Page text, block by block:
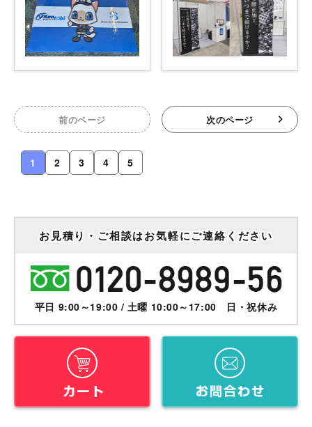
前のページ 次のページ
1 2 3 4 5
お見積り・ご相談はお気軽にご連絡ください
平日 9:00～19:00 / 土曜 10:00～17:00 日・祝休み